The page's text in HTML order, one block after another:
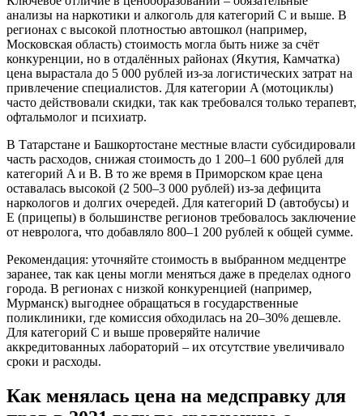
анализы на наркотики и алкоголь для категорий C и выше. В
регионах с высокой плотностью автошкол (например,
Московская область) стоимость могла быть ниже за счёт
конкуренции, но в отдалённых районах (Якутия, Камчатка)
цена вырастала до 5 000 рублей из-за логистических затрат на
привлечение специалистов. Для категории A (мотоциклы)
часто действовали скидки, так как требовался только терапевт,
офтальмолог и психиатр.
В Татарстане и Башкортостане местные власти субсидировали
часть расходов, снижая стоимость до 1 200–1 600 рублей для
категорий A и B. В то же время в Приморском крае цена
оставалась высокой (2 500–3 000 рублей) из-за дефицита
наркологов и долгих очередей. Для категорий D (автобусы) и
E (прицепы) в большинстве регионов требовалось заключение
от невролога, что добавляло 800–1 200 рублей к общей сумме.
Рекомендация: уточняйте стоимость в выбранном медцентре
заранее, так как цены могли меняться даже в пределах одного
города. В регионах с низкой конкуренцией (например,
Мурманск) выгоднее обращаться в государственные
поликлиники, где комиссия обходилась на 20–30% дешевле.
Для категорий C и выше проверяйте наличие
аккредитованных лабораторий – их отсутствие увеличивало
сроки и расходы.
Как менялась цена на медсправку для